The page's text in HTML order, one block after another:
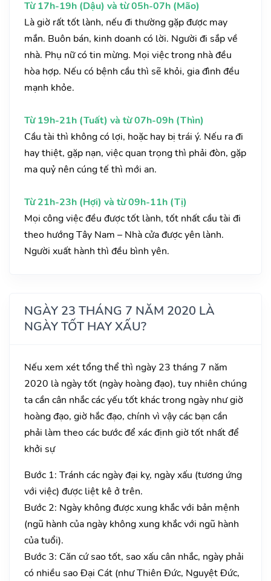
Từ 17h-19h (Dậu) và từ 05h-07h (Mão)
Là giờ rất tốt lành, nếu đi thường gặp được may
mắn. Buôn bán, kinh doanh có lời. Người đi sắp về
nhà. Phụ nữ có tin mừng. Mọi việc trong nhà đều
hòa hợp. Nếu có bệnh cầu thì sẽ khỏi, gia đình đều
mạnh khỏe.
Từ 19h-21h (Tuất) và từ 07h-09h (Thìn)
Cầu tài thì không có lợi, hoặc hay bị trái ý. Nếu ra đi
hay thiệt, gặp nạn, việc quan trọng thì phải đòn, gặp
ma quỷ nên cúng tế thì mới an.
Từ 21h-23h (Hợi) và từ 09h-11h (Tị)
Mọi công việc đều được tốt lành, tốt nhất cầu tài đi
theo hướng Tây Nam – Nhà cửa được yên lành.
Người xuất hành thì đều bình yên.
NGÀY 23 THÁNG 7 NĂM 2020 LÀ
NGÀY TỐT HAY XẤU?
Nếu xem xét tổng thể thì ngày 23 tháng 7 năm
2020 là ngày tốt (ngày hoàng đạo), tuy nhiên chúng
ta cần cân nhắc các yếu tốt khác trong ngày như giờ
hoàng đạo, giờ hắc đạo, chính vì vậy các bạn cần
phải làm theo các bước để xác định giờ tốt nhất để
khởi sự
Bước 1: Tránh các ngày đại kỵ, ngày xấu (tương ứng
với việc) được liệt kê ở trên.
Bước 2: Ngày không được xung khắc với bản mệnh
(ngũ hành của ngày không xung khắc với ngũ hành
của tuổi).
Bước 3: Căn cứ sao tốt, sao xấu cân nhắc, ngày phải
có nhiều sao Đại Cát (như Thiên Đức, Nguyệt Đức,